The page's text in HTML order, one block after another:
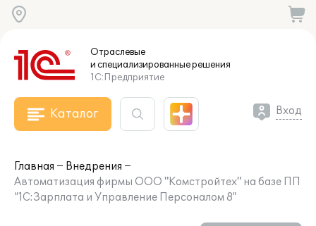
Отраслевые
и специализированныерешения
1С:Предприятие
Каталог Вход
Главная
Внедрения
Автоматизация фирмы ООО "Комстройтех" на базе ПП
“1С:Зарплата и Управление Персоналом 8”